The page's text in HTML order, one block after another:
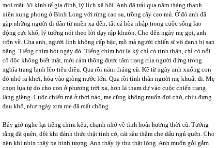
mọi mặt. Vì kinh tế gia đình, lý lịch xã hội. Anh đã trải qua năm tháng thanh
niên xung phong ở Bình Long với rừng cao su, trồng cây cạo mủ. Ở đó anh đã
gặp những người di dân từ miền xa đến, tất cả hòa nhập trong cuộc sống lao
động cực khổ, lý tưởng nói theo lời dạy rập khuôn. Cho đến ngày mẹ gọi, anh
trốn về. Cha anh, người lính không cấp bậc, mồ mả người chiến sĩ vô danh bị san
bằng. Tiếng chim hót ngày đó. Tiếng chim hót lạ kỳ chỉ có tình thân, chỉ có nỗi
cô độc không biết mặt, mới cảm thông được tâm trạng của người đứng trong
nghĩa trang lạnh lẽo tiêu điều. Qua rồi năm tháng cũ. Kể từ ngày anh xuống con
đò nhỏ ra khơi, hòa vào giòng nước lớn. Qua rồi tình thân người mẹ khuất đi. Mẹ
chọn lựa tự do cho con ở phương trời xa, hơn là tham dự vào cuộc chiến trang
láng giềng. Cuộc chiến mà ở thời nào, mẹ cũng không muốn đợi chờ, chịu đựng
đau khổ, như ngày xưa mẹ đã mất chồng.
Bây giờ nghe lại tiếng chim kêu, chạnh nhớ về tình hoài hương thời cũ. Tưởng
rằng đã quên, đôi khi đánh thức thật tình cờ, cái sâu thẳm che dấu ngủ quên. Cho
nên khi nhìn thâý ba hình tượng. Anh thấy lý thú thật lòng. Anh muốn gởi gắm